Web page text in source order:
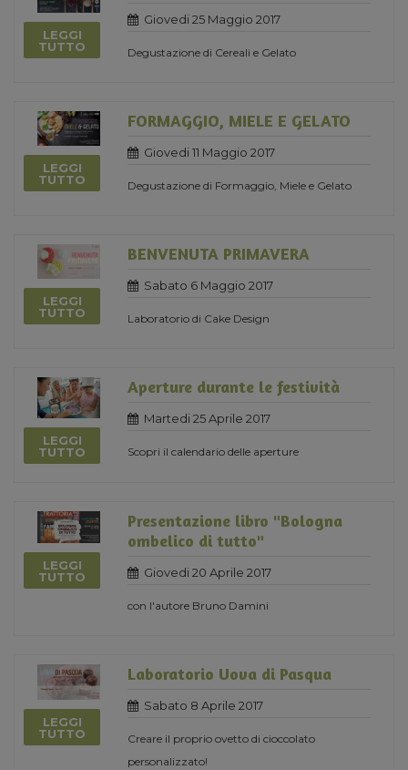
LEGGI
TUTTO
Giovedi 25 Maggio 2017
Degustazione di Cereali e Gelato
LEGGI
TUTTO
FORMAGGIO, MIELE E GELATO
Giovedi 11 Maggio 2017
Degustazione di Formaggio, Miele e Gelato
LEGGI
TUTTO
BENVENUTA PRIMAVERA
Sabato 6 Maggio 2017
Laboratorio di Cake Design
LEGGI
TUTTO
Aperture durante le festività
Martedi 25 Aprile 2017
Scopri il calendario delle aperture
LEGGI
TUTTO
Presentazione libro "Bologna
ombelico di tutto"
Giovedi 20 Aprile 2017
con l'autore Bruno Damini
LEGGI
TUTTO
Laboratorio Uova di Pasqua
Sabato 8 Aprile 2017
Creare il proprio ovetto di cioccolato
personalizzato!